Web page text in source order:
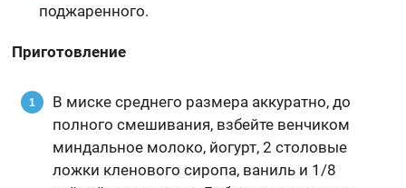
поджаренного.
Приготовление
В миске среднего размера аккуратно, до
полного смешивания, взбейте венчиком
миндальное молоко, йогурт, 2 столовые
ложки кленового сиропа, ваниль и 1/8